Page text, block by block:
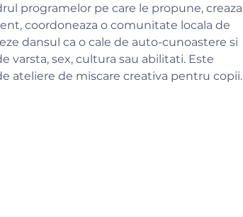
programelor pe care le propune, creaza
coordoneaza o comunitate locala de
dansul ca o cale de auto-cunoastere si
varsta, sex, cultura sau abilitati. Este
ateliere de miscare creativa pentru copii.